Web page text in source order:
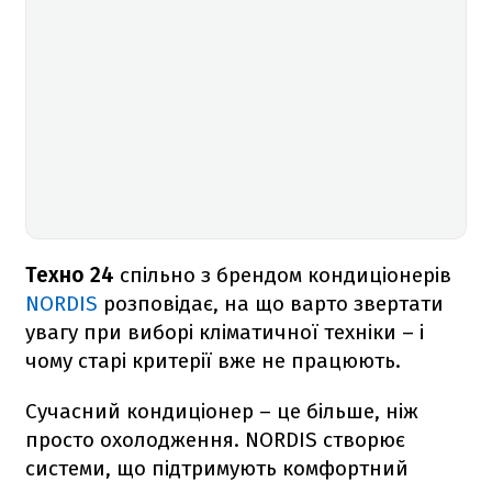
Техно 24 спільно з брендом кондиціонерів
NORDIS розповідає, на що варто звертати
увагу при виборі кліматичної техніки – і
чому старі критерії вже не працюють.
Сучасний кондиціонер – це більше, ніж
просто охолодження. NORDIS створює
системи, що підтримують комфортний